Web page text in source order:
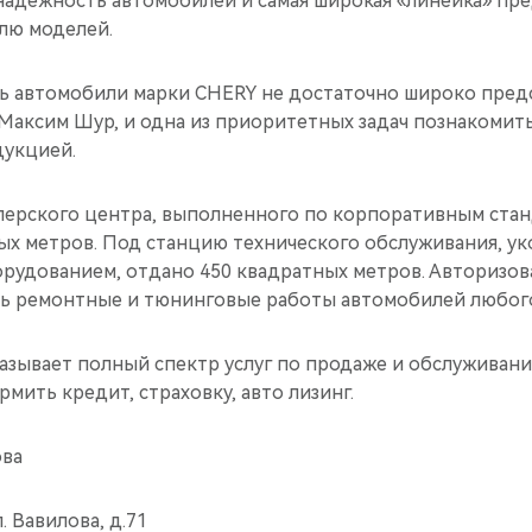
моделей.
автомобили марки CHERY не достаточно широко
Шур, и одна из приоритетных задач
центра, выполненного по корпоративным
метров. Под станцию технического обслуживания,
отдано 450 квадратных метров.
ремонтные и тюнинговые работы автомобилей
полный спектр услуг по продаже и
кредит, страховку, авто лизинг.
Вавилова, д.71